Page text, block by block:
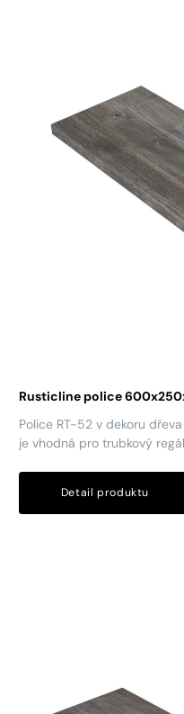
Rusticline police
Police RT-52 v dekoru
je vhodná pro trubkový
Detail produktu